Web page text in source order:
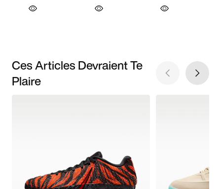
Ces Articles Devraient Te
Plaire